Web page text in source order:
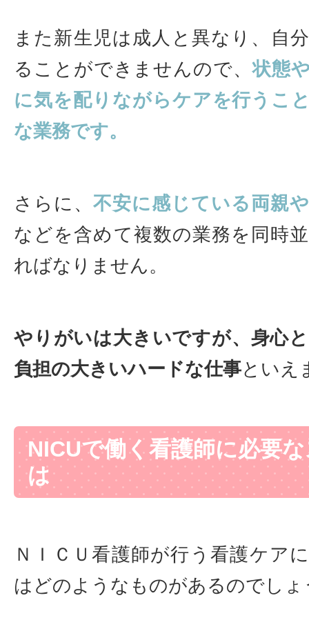
また新生児は成人と異なり、自
ることができませんので、状態
に気を配りながらケアを行うこ
な業務です。
さらに、 不安に感じている両親
などを含めて複数の業務を同時
ればなりません。
やりがいは大きいですが、身心
負担の大きいハードな仕事といえ
NICUで働く看護師に必要
は
ＮＩＣＵ看護師が行う看護ケア
はどのようなものがあるのでしょ